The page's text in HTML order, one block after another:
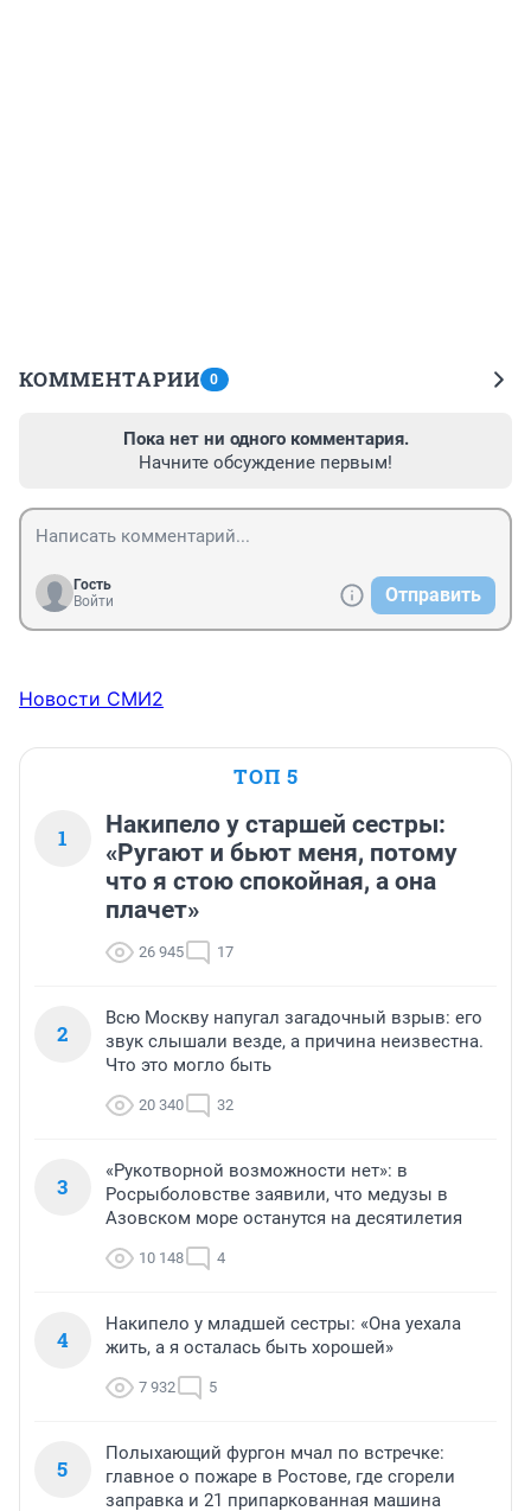
КОММЕНТАРИИ 0
Пока нет ни одного комментария.
Начните обсуждение первым!
Гость
Войти
Отправить
Новости СМИ2
ТОП 5
1
Накипело у старшей сестры:
«Ругают и бьют меня, потому
что я стою спокойная, а она
плачет»
26 945 17
2
Всю Москву напугал загадочный взрыв: его
звук слышали везде, а причина неизвестна.
Что это могло быть
20 340 32
3
«Рукотворной возможности нет»: в
Росрыболовстве заявили, что медузы в
Азовском море останутся на десятилетия
10 148 4
4
Накипело у младшей сестры: «Она уехала
жить, а я осталась быть хорошей»
7 932 5
5
Полыхающий фургон мчал по встречке:
главное о пожаре в Ростове, где сгорели
заправка и 21 припаркованная машина